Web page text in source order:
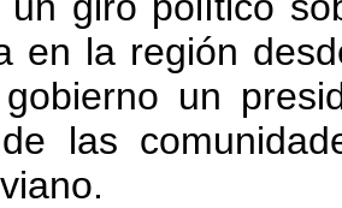
en la región
un
las